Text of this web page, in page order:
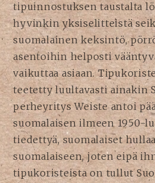
tipuinnostuksen taustalta
hyvinkin yksiselitteistä
suomalainen keksintö,
asentoihin helposti
vaikuttaa asiaan.
teetetty luultavasti ainakin
perheyritys Weiste antoi
suomalaisen ilmeen 1950-
tiedettyä, suomalaiset
suomalaiseen, joten eipä
tipukoristeista on tullut